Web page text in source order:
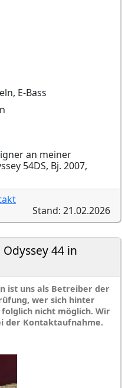
E-Bass
an meiner
54DS, Bj. 2007,
Stand: 21.02.2026
44 in
ist uns als Betreiber der
wer sich hinter
nicht möglich. Wir
der Kontaktaufnahme.